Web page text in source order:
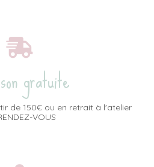
gratuite
de 150€ ou en retrait à l'atelier
VOUS